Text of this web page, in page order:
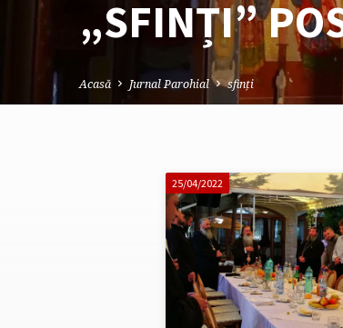
„SFINȚI”
Acasă Jurnal Parohial sfinți
„SFINȚI”
POSTĂRI
ETICHETATE
25/04/2022